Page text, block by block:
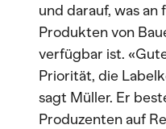
und darauf, was
Produkten von
verfügbar ist.
Priorität, die
sagt Müller. Er
Produzenten auf